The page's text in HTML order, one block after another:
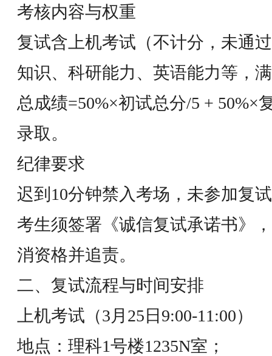
考核内容与权重
复试含上机考试（不计分，未通
知识、科研能力、英语能力等，
总成绩=50%×初试总分/5 + 50%×
录取。
纪律要求
迟到10分钟禁入考场，未参加复
考生须签署《诚信复试承诺书》
消资格并追责。
二、复试流程与时间安排
上机考试（3月25日9:00-11:00）
地点：理科1号楼1235N室；